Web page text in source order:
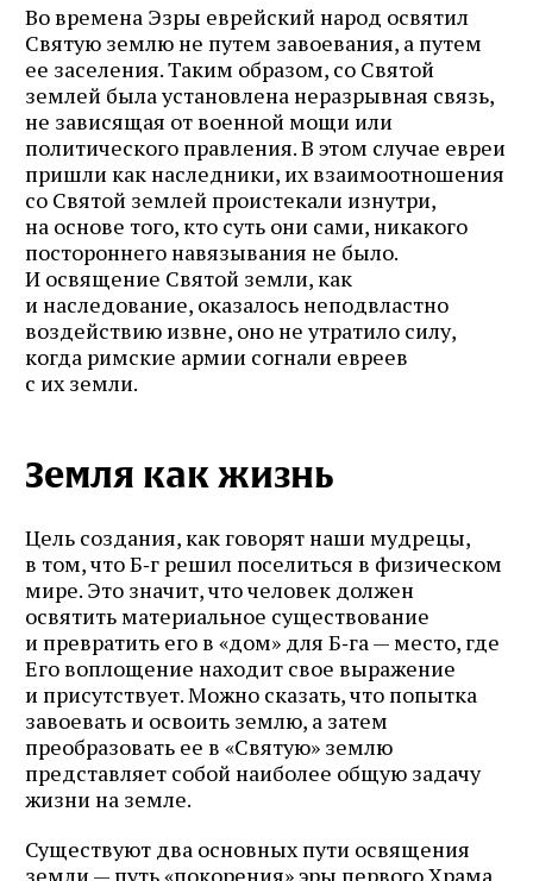
Во времена Эзры еврейский народ освятил
Святую землю не путем завоевания, а путем
ее заселения. Таким образом, со Святой
землей была установлена неразрывная связь,
не зависящая от военной мощи или
политического правления. В этом случае евреи
пришли как наследники, их взаимоотношения
со Святой землей проистекали изнутри,
на основе того, кто суть они сами, никакого
постороннего навязывания не было.
И освящение Святой земли, как
и наследование, оказалось неподвластно
воздействию извне, оно не утратило силу,
когда римские армии согнали евреев
с их земли.
Земля как жизнь
Цель создания, как говорят наши мудрецы,
в том, что Б‑г решил поселиться в физическом
мире. Это значит, что человек должен
освятить материальное существование
и превратить его в «дом» для Б‑га — место, где
Его воплощение находит свое выражение
и присутствует. Можно сказать, что попытка
завоевать и освоить землю, а затем
преобразовать ее в «Святую» землю
представляет собой наиболее общую задачу
жизни на земле.
Существуют два основных пути освящения
земли — путь «покорения» эры первого Храма